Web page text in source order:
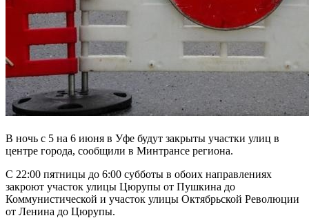
В ночь с 5 на 6 июня в Уфе будут закрыты участки улиц в
центре города, сообщили в Минтрансе региона.
С 22:00 пятницы до 6:00 субботы в обоих направлениях
закроют участок улицы Цюрупы от Пушкина до
Коммунистической и участок улицы Октябрьской Революции
от Ленина до Цюрупы.